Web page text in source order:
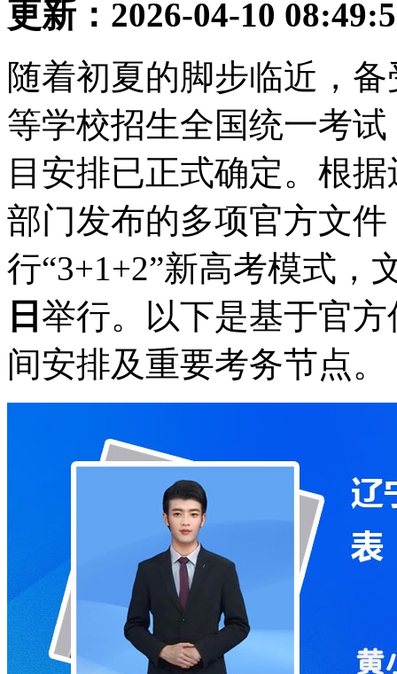
更新：2026-04-10
随着初夏的脚步临近，
等学校招生全国统一考
目安排已正式确定。根
部门发布的多项官方文
行“3+1+2”新高考模式，
日 举行。以下是基于官
间安排及重要考务节点。